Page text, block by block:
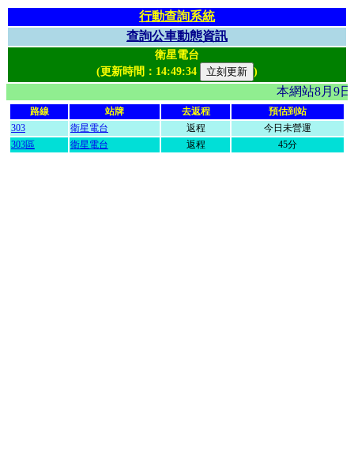
行動查詢系統
查詢公車動態資訊
衛星電台
(更新時間： 14:49:34 )
本網站8月9
路線 站牌 去返程
預估到站
303
衛星電台 返程
今日未營運
303區
衛星電台 返程 45分